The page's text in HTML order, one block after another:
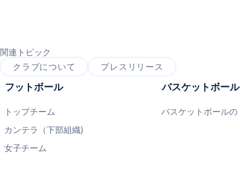
関連トピック
クラブについて
プレスリリース
フットボール
トップチーム
カンテラ（下部組織)
女子チーム
バスケットボール
バスケットボールの